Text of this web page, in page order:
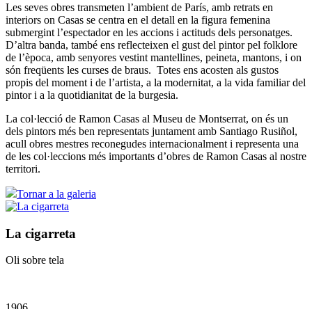
Les seves obres transmeten l’ambient de París, amb retrats en
interiors on Casas se centra en el detall en la figura femenina
submergint l’espectador en les accions i actituds dels personatges.
D’altra banda, també ens reflecteixen el gust del pintor pel folklore
de l’època, amb senyores vestint mantellines, peineta, mantons, i on
són freqüents les curses de braus. Totes ens acosten als gustos
propis del moment i de l’artista, a la modernitat, a la vida familiar del
pintor i a la quotidianitat de la burgesia.
La col·lecció de Ramon Casas al Museu de Montserrat, on és un
dels pintors més ben representats juntament amb Santiago Rusiñol,
acull obres mestres reconegudes internacionalment i representa una
de les col·leccions més importants d’obres de Ramon Casas al nostre
territori.
Tornar a la galeria
La cigarreta
Oli sobre tela